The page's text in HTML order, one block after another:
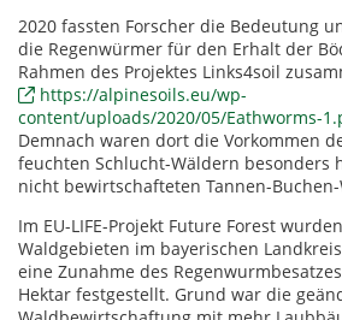
2020 fassten Forscher die Bedeutung
die Regenwürmer für den Erhalt der
Rahmen des Projektes Links4soil
https://alpinesoils.eu/wp-
content/uploads/2020/05/Eathworms-
Demnach waren dort die Vorkommen
feuchten Schlucht-Wäldern besonders
nicht bewirtschafteten Tannen-Buchen-
Im EU-LIFE-Projekt Future Forest
Waldgebieten im bayerischen
eine Zunahme des
Hektar festgestellt. Grund war die